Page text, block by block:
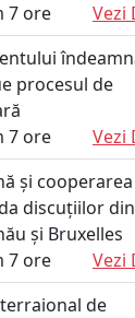
7 ore
Vezi
procesul de
7 ore
Vezi
și cooperarea
discuțiilor
și Bruxelles
7 ore
Vezi
de